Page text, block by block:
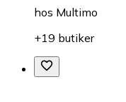
hos Multimo
+19 butiker